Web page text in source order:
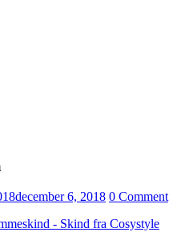
december 6, 2018 0 Comment